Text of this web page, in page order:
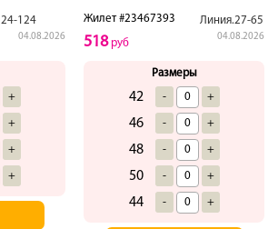
24-124
04.08.2026
+
+
+
+
Жилет #23467393 Линия.27-65
04.08.2026
518руб
Размеры
42 - +
46 - +
48 - +
50 - +
44 - +